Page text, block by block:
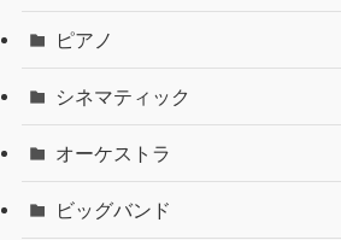
ピアノ
シネマティック
オーケストラ
ビッグバンド